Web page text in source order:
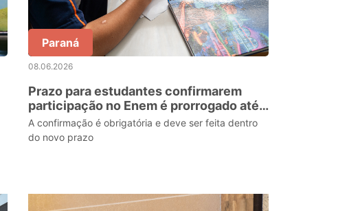
Paraná
08.06.2026
Prazo para estudantes confirmarem
participação no Enem é prorrogado até
12 de junho
A confirmação é obrigatória e deve ser feita dentro
do novo prazo